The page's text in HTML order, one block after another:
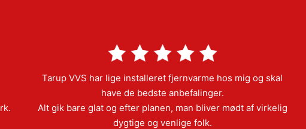
Tarup VVS har lige installeret fjernvarme hos mig og skal
have de bedste anbefalinger.
Alt gik bare glat og efter planen, man bliver mødt af virkelig
dygtige og venlige folk.